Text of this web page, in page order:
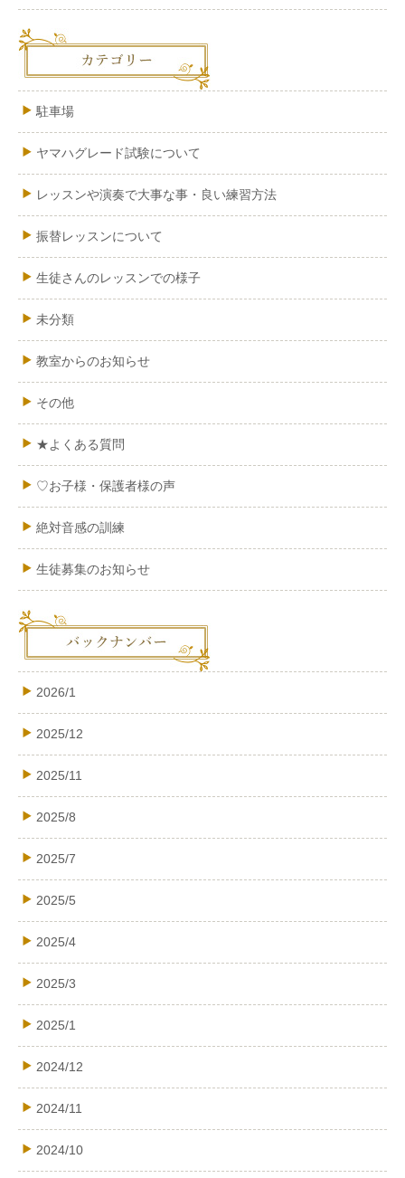
駐車場
ヤマハグレード試験について
レッスンや演奏で大事な事・良い練習方法
振替レッスンについて
生徒さんのレッスンでの様子
未分類
教室からのお知らせ
その他
★よくある質問
♡お子様・保護者様の声
絶対音感の訓練
生徒募集のお知らせ
2026/1
2025/12
2025/11
2025/8
2025/7
2025/5
2025/4
2025/3
2025/1
2024/12
2024/11
2024/10